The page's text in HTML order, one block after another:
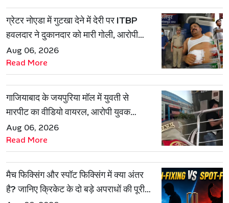
ग्रेटर नोएडा में गुटखा देने में देरी पर ITBP
हवलदार ने दुकानदार को मारी गोली, आरोपी
गिरफ्तार
Aug 06, 2026
Read More
गाजियाबाद के जयपुरिया मॉल में युवती से
मारपीट का वीडियो वायरल, आरोपी युवक
हिरासत में
Aug 06, 2026
Read More
मैच फिक्सिंग और स्पॉट फिक्सिंग में क्या अंतर
है? जानिए क्रिकेट के दो बड़े अपराधों की पूरी